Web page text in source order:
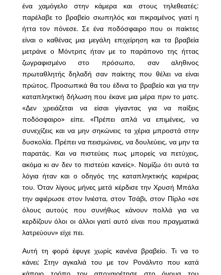
ένα χαμόγελο στην κάμερα και στους τηλεθεατές:
παρέλαβε το βραβείο σιωπηλός και πικραμένος γιατί η
ήττα τον πόνεσε. Σε ένα ποδόσφαιρο που οι παίκτες
είναι ο καθένας μια μεγάλη επιχείρηση και τα βραβεία
μετράνε ο Μόντριτς ήταν με το παράπονο της ήττας
ζωγραφισμένο στο πρόσωπο, σαν αληθινος
πρωταθλητής δηλαδή σαν παίκτης που θέλει να είναι
πρώτος. Προσωπικά θα του έδινα το βραβείο και για την
καταπληκτική δήλωση που έκανε μια μέρα πριν το ματς.
«Δεν χρειάζεται να είσαι γίγαντας για να παίξεις
ποδόσφαιρο» είπε. «Πρέπει απλά να επιμένεις, να
συνεχίζεις και να μην σηκώνεις τα χέρια μπροστά στην
δυσκολία. Πρέπει να πεισμώνεις, να δουλεύεις, να μην τα
παρατάς. Και να πιστεύεις πως μπορείς να πετύχεις,
ακόμα κι αν δεν το πιστεύει κανείς». Νομίζω ότι αυτά τα
λόγια ήταν και ο οδηγός της καταπληκτικής καριέρας
του. Όταν λίγους μήνες μετά κέρδισε την Χρυσή Μπάλα
την αφιέρωσε στον Ινιέστα, στον Τσάβι, στον Πίρλο «σε
όλους αυτούς που συνήθως κάνουν πολλά για να
κερδίζουν όλοι οι άλλοι γιατί αυτό είναι που πραγματικά
λατρεύουν» είχε πει.
Αυτή τη φορά έφυγε χωρίς κανένα βραβείο. Τι να το
κάνει; Στην αγκαλιά του με τον Ρονάλντο που κατά